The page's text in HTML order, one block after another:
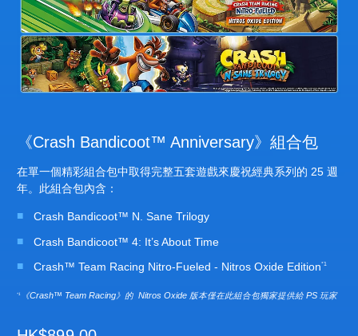
《Crash Bandicoot™ Anniversary》組合包
在單一個精彩組合包中取得完整五套遊戲來慶祝經典系列的 25 週
年。此組合包內含：
Crash Bandicoot™ N. Sane Trilogy
Crash Bandicoot™ 4: It’s About Time
Crash™ Team Racing Nitro-Fueled - Nitros Oxide Edition*1
*1 《Crash™ Team Racing》的 Nitros Oxide 版本僅在此組合包獨家提供給 PS 玩家